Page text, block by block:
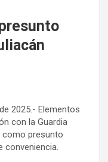
2025.- Elementos
con la Guardia
como presunto
conveniencia.